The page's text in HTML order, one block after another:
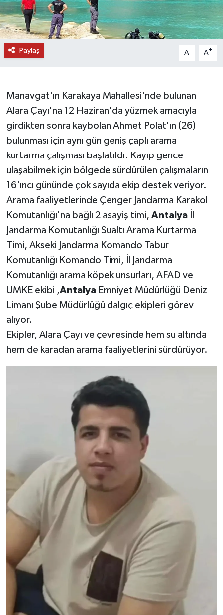
Paylaş A- A+
Manavgat'ın Karakaya Mahallesi'nde bulunan
Alara Çayı'na 12 Haziran'da yüzmek amacıyla
girdikten sonra kaybolan Ahmet Polat'ın (26)
bulunması için aynı gün geniş çaplı arama
kurtarma çalışması başlatıldı. Kayıp gence
ulaşabilmek için bölgede sürdürülen çalışmaların
16'ıncı gününde çok sayıda ekip destek veriyor.
Arama faaliyetlerinde Çenger Jandarma Karakol
Komutanlığı'na bağlı 2 asayiş timi, Antalyaİl
Jandarma Komutanlığı Sualtı Arama Kurtarma
Timi, Akseki Jandarma Komando Tabur
Komutanlığı Komando Timi, İl Jandarma
Komutanlığı arama köpek unsurları, AFAD ve
UMKE ekibi ,AntalyaEmniyet Müdürlüğü Deniz
Limanı Şube Müdürlüğü dalgıç ekipleri görev
alıyor.
Ekipler, Alara Çayı ve çevresinde hem su altında
hem de karadan arama faaliyetlerini sürdürüyor.
TURİZM
RÖPORTAJ
YAZARLAR
RESMİ İLAN
MAGAZİN